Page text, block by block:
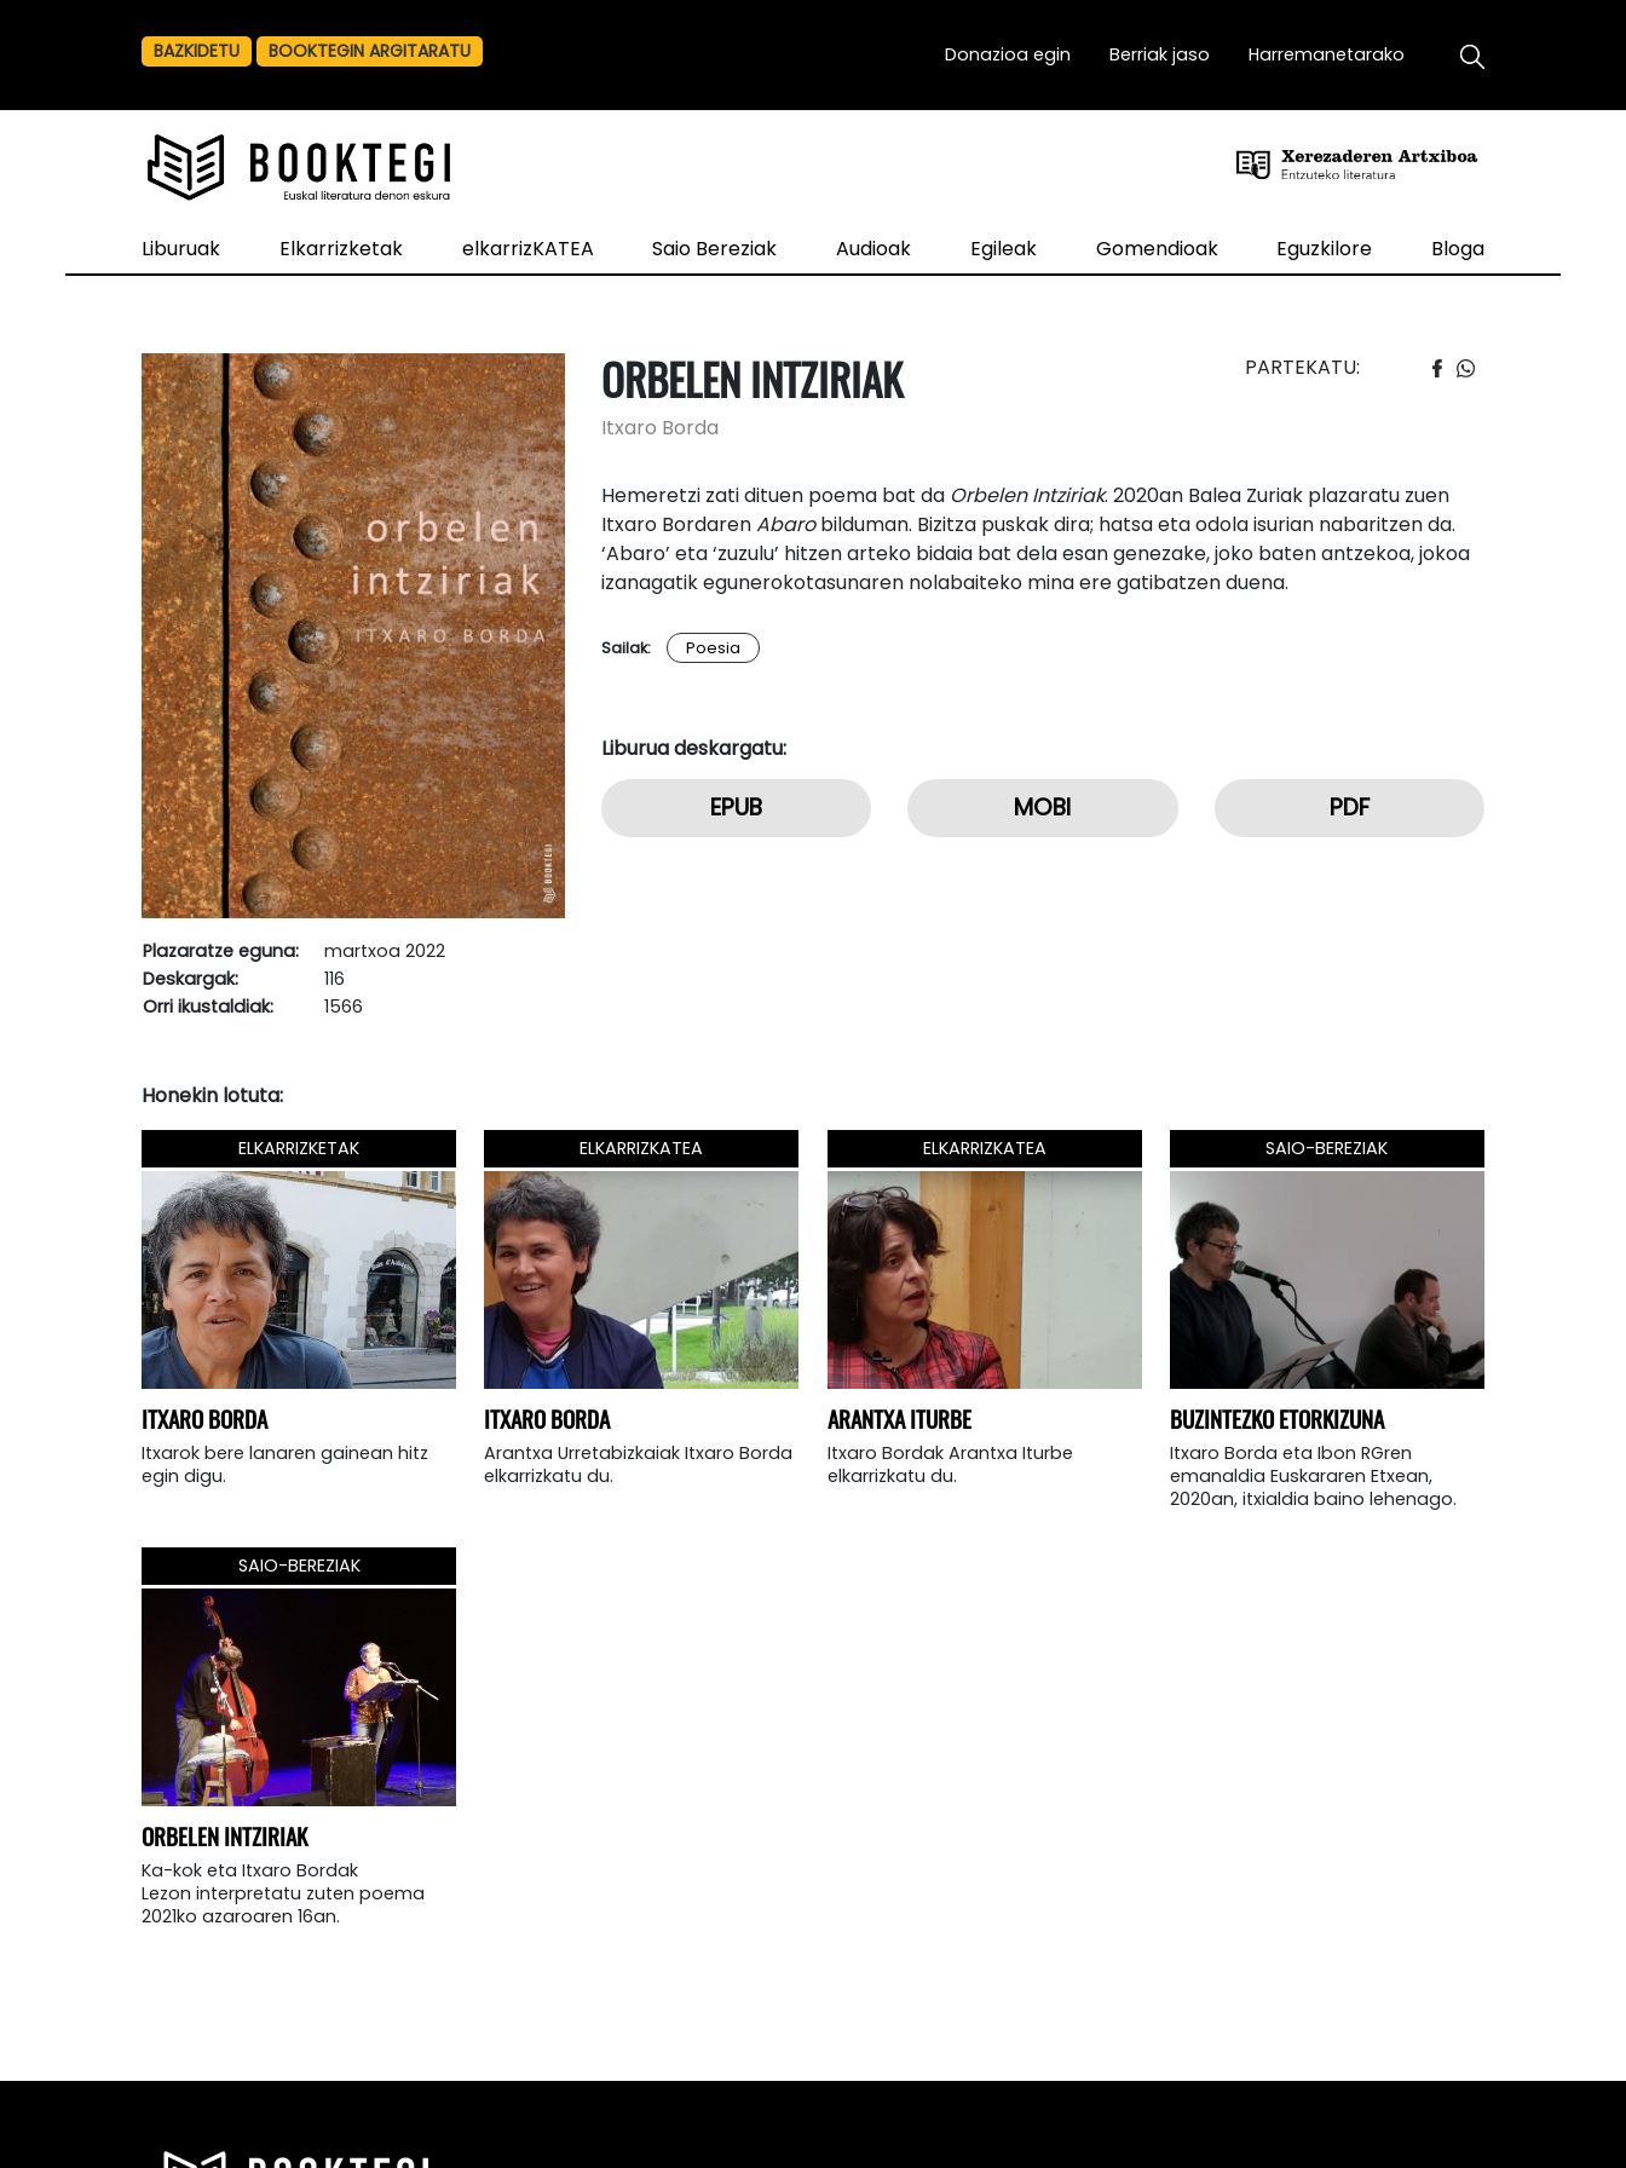
BAZKIDETU BOOKTEGIN ARGITARATU Donazioa egin Berriak jaso Harremanetarako
Liburuak Elkarrizketak elkarrizKATEA Saio Bereziak Audioak Egileak Gomendioak Eguzkilore Bloga
Plazaratze eguna:
martxoa 2022
Deskargak:
116
Orri ikustaldiak:
1566
PARTEKATU:
ORBELEN INTZIRIAK
Itxaro Borda
Hemeretzi zati dituen poema bat da Orbelen Intziriak. 2020an Balea Zuriak plazaratu zuen
Itxaro BordarenAbarobilduman. Bizitza puskak dira; hatsa eta odola isurian nabaritzen da.
‘Abaro’ eta ‘zuzulu’ hitzen arteko bidaia bat dela esan genezake, joko baten antzekoa, jokoa
izanagatik egunerokotasunaren nolabaiteko mina ere gatibatzen duena.
Sailak: Poesia
Liburua deskargatu:
EPUB MOBI PDF
Honekin lotuta:
ELKARRIZKETAK
ITXARO BORDA
Itxarok bere lanaren gainean hitz
egin digu.
ELKARRIZKATEA
ITXARO BORDA
Arantxa Urretabizkaiak Itxaro Borda
elkarrizkatu du.
ELKARRIZKATEA
ARANTXA ITURBE
Itxaro Bordak Arantxa Iturbe
elkarrizkatu du.
SAIO-BEREZIAK
BUZINTEZKO ETORKIZUNA
Itxaro Borda eta Ibon RGren
emanaldia Euskararen Etxean,
2020an, itxialdia baino lehenago.
SAIO-BEREZIAK
ORBELEN INTZIRIAK
Ka-kok eta Itxaro Bordak
Lezon interpretatu zuten poema
2021ko azaroaren 16an.